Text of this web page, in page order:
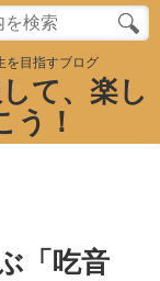
を目指すブログ
て、楽し
う！
「吃音